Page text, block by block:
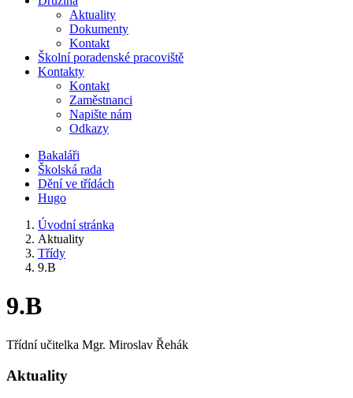
Aktuality
Dokumenty
Kontakt
Školní poradenské pracoviště
Kontakty
Kontakt
Zaměstnanci
Napište nám
Odkazy
Bakaláři
Školská rada
Dění ve třídách
Hugo
Úvodní stránka
Aktuality
Třídy
9.B
9.B
Třídní učitelka Mgr. Miroslav Řehák
Aktuality